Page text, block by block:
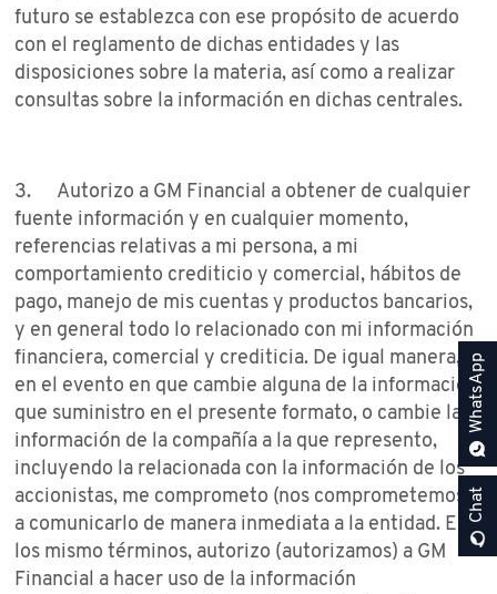
WhatsApp
Chat
futuro se establezca con ese propósito de acuerdo
con el reglamento de dichas entidades y las
disposiciones sobre la materia, así como a realizar
consultas sobre la información en dichas centrales.
3. Autorizo a GM Financial a obtener de cualquier
fuente información y en cualquier momento,
referencias relativas a mi persona, a mi
comportamiento crediticio y comercial, hábitos de
pago, manejo de mis cuentas y productos bancarios,
y en general todo lo relacionado con mi información
financiera, comercial y crediticia. De igual manera,
en el evento en que cambie alguna de la información
que suministro en el presente formato, o cambie la
información de la compañía a la que represento,
incluyendo la relacionada con la información de los
accionistas, me comprometo (nos comprometemos)
a comunicarlo de manera inmediata a la entidad. En
los mismo términos, autorizo (autorizamos) a GM
Financial a hacer uso de la información